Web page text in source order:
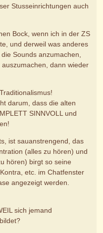
Stusseinrichtungen auch
Bock, wenn ich in der ZS
und derweil was anderes
Sounds anzumachen,
dann wieder
darum, dass die alten
SINNVOLL und
ist sauanstrengend, das
(alles zu hören) und
hören) birgt so seine
etc. im Chatfenster
angezeigt werden.
sich jemand